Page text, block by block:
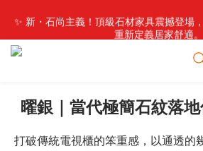
重新定義居家舒適。
✨ 新・石尚主義！頂級石材家具震撼登場
重新定義居家舒適。
曜銀｜當代極簡石紋落
打破傳統電視櫃的笨重感，以通透的